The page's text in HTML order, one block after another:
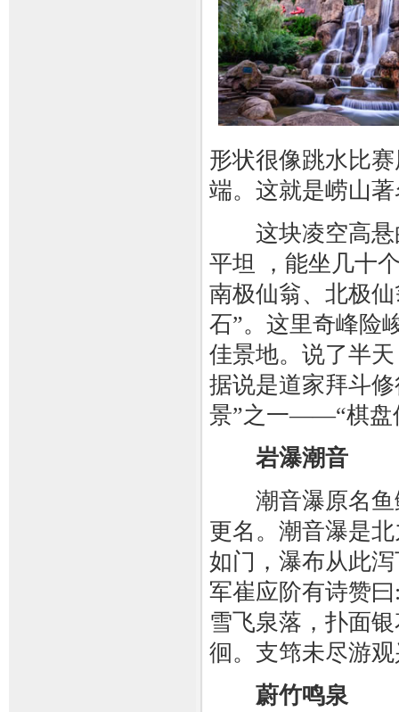
形状很像跳水比
端。这就是崂山
这块凌空高悬
平坦 ，能坐几十
南极仙翁、北极
石”。这里奇峰险
佳景地。说了半
据说是道家拜斗
景”之一——“棋盘
岩瀑潮音
潮音瀑原名鱼
更名。潮音瀑是
如门，瀑布从此
军崔应阶有诗赞
雪飞泉落，扑面
徊。支筇未尽游
蔚竹鸣泉